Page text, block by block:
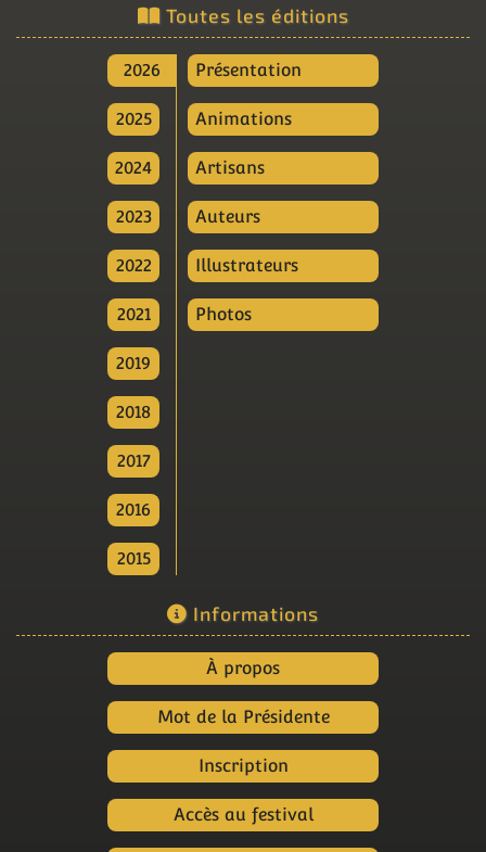
Toutes les éditions
2026
2025
2024
2023
2022
2021
2019
2018
2017
2016
2015
Présentation
Animations
Artisans
Auteurs
Illustrateurs
Photos
Informations
À propos
Mot de la Présidente
Inscription
Accès au festival